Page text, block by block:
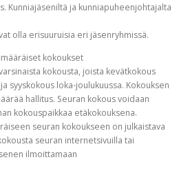
Kunniajäseniltä ja kunniapuheenjohtajalta
olla erisuuruisia eri jäsenryhmissä.
kokoukset
kokousta, joista kevätkokous
syyskokous loka-joulukuussa. Kokouksen
hallitus. Seuran kokous voidaan
kokouspaikkaa etäkokouksena.
seuran kokoukseen on julkaistava
seuran internetsivuilla tai
ilmoittamaan